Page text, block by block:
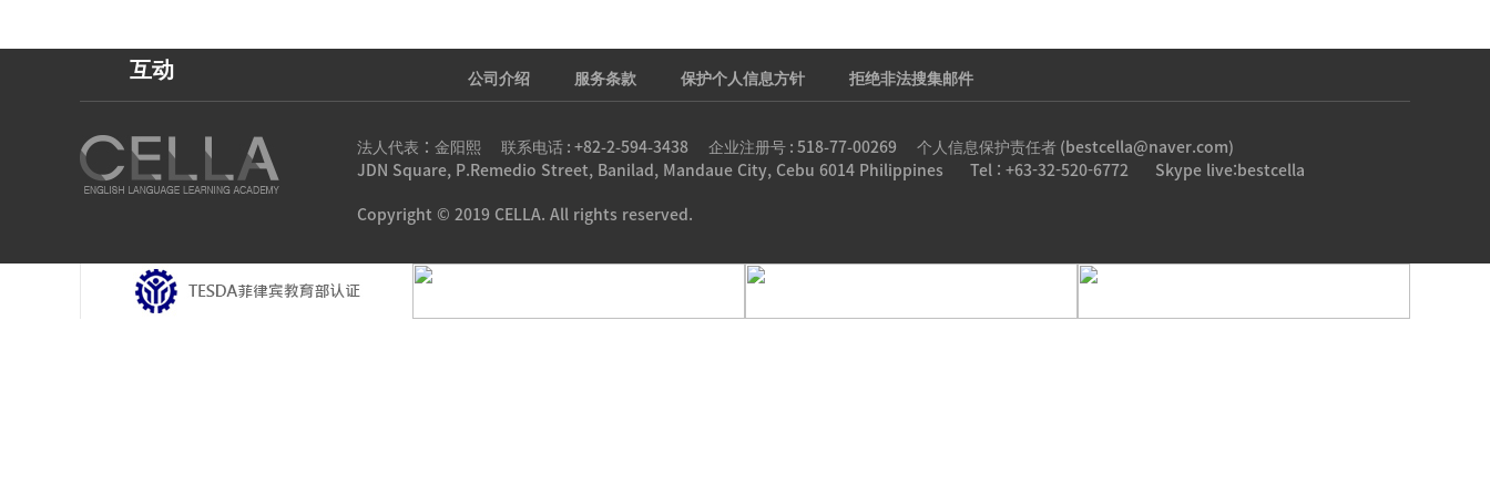
互动
公司介绍 服务条款 保护个人信息方针 拒绝非法搜集邮件
法人代表：金阳熙 联系电话 : +82-2-594-3438 企业注册号 : 518-77-00269
个人信息保护责任者 (bestcella@naver.com)
JDN Square, P.Remedio Street, Banilad, Mandaue City, Cebu 6014 Philippines
Tel : +63-32-520-6772
Skype live:bestcella
Copyright © 2019 CELLA. All rights reserved.